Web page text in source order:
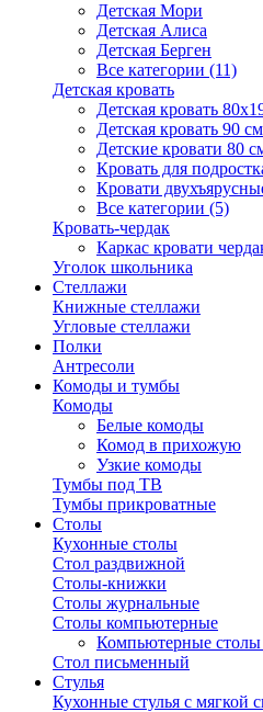
Детская Мори
Детская Алиса
Детская Берген
Все категории (11)
Детская кровать
Детская кровать
Детская кровать 90 см
Детские кровати 80
Кровать для
Кровати
Все категории (5)
Кровать-чердак
Каркас кровати
Уголок школьника
Стеллажи
Книжные стеллажи
Угловые стеллажи
Полки
Антресоли
Комоды и тумбы
Комоды
Белые комоды
Комод в прихожую
Узкие комоды
Тумбы под ТВ
Тумбы прикроватные
Столы
Кухонные столы
Стол раздвижной
Столы-книжки
Столы журнальные
Столы компьютерные
Компьютерные столы
Стол письменный
Стулья
Кухонные стулья с мягкой